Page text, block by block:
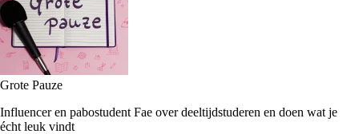
Grote Pauze
Influencer en pabostudent Fae over deeltijdstuderen en doen wat je
écht leuk vindt